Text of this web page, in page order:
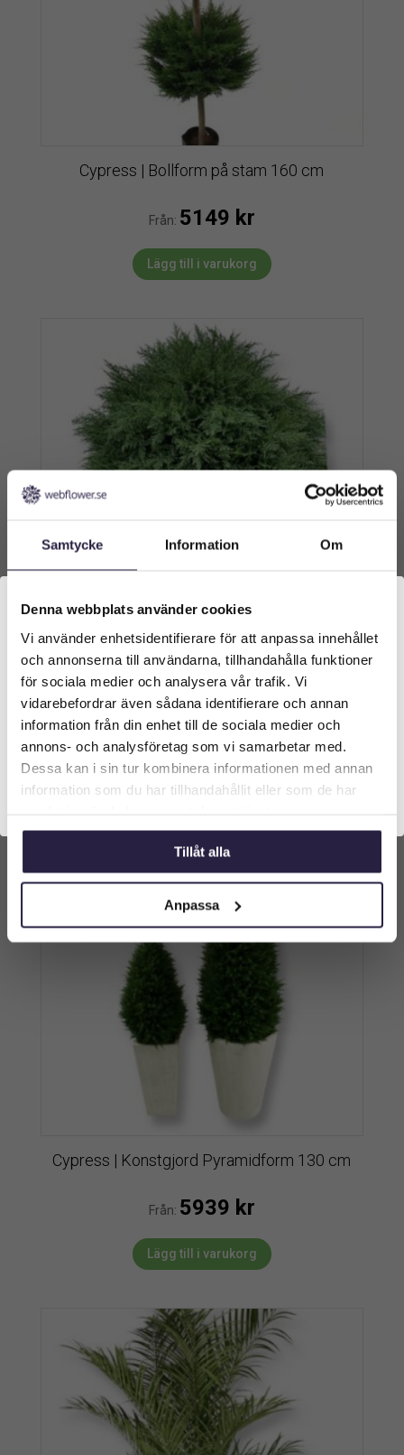
Samtycke Information Om
Denna webbplats använder cookies
Vi använder enhetsidentifierare för att anpassa innehållet
och annonserna till användarna, tillhandahålla funktioner
för sociala medier och analysera vår trafik. Vi
vidarebefordrar även sådana identifierare och annan
information från din enhet till de sociala medier och
annons- och analysföretag som vi samarbetar med.
Dessa kan i sin tur kombinera informationen med annan
information som du har tillhandahållit eller som de har
Tillåt alla
Anpassa
Cypress | Bollform på stam 160 cm
Från: 5149 kr
Lägg till i varukorg
Cypress | Konstgjord stor Bollform Grön 73
cm
10369kr
Lägg till i varukorg
Cypress | Konstgjord Pyramidform 130 cm
Från: 5939 kr
Lägg till i varukorg
Välkommen till Webflower
Vilken typ av kund är du? Du kan alltid justera ditt val
längst upp på sidan.
Företagskund (exkl. moms)
Privatkund (inkl. moms)